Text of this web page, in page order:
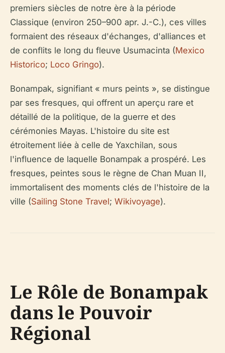
premiers siècles de notre ère à la période
Classique (environ 250–900 apr. J.-C.), ces villes
formaient des réseaux d'échanges, d'alliances et
de conflits le long du fleuve Usumacinta (Mexico
Historico; Loco Gringo).
Bonampak, signifiant « murs peints », se distingue
par ses fresques, qui offrent un aperçu rare et
détaillé de la politique, de la guerre et des
cérémonies Mayas. L'histoire du site est
étroitement liée à celle de Yaxchilan, sous
l'influence de laquelle Bonampak a prospéré. Les
fresques, peintes sous le règne de Chan Muan II,
immortalisent des moments clés de l'histoire de la
ville (Sailing Stone Travel; Wikivoyage).
Le Rôle de Bonampak
dans le Pouvoir
Régional